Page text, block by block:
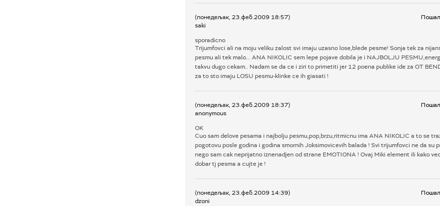
(понедељак, 23.феб.2009 18:57)
saki
sporadicno
Trijumfovci ali na moju veliku zalost svi imaju uzasno lose,blede pesme! Sonja tek za
pesmu ali tek malo... ANA NIKOLIC sem lepe pojave dobila je i NAJBOLJU
takvu dugo cekam.. Nadam se da ce i ziri to primetiti jer 12 poena publike ide za OT
za to sto imaju LOSU pesmu-klinke ce ih giasati !
(понедељак, 23.феб.2009 18:37)
anonymous
OK
Cuo sam delove pesama i najbolju pesmu,pop,brzu,ritmicnu ima ANA NIKOLIC a to se
pogotovu posle godina i godina smornih Joksimovicevih balada ! Svi trijumfovci ne da su
nego sam cak neprijatno iznenadjen od strane EMOTIONA ! Ovaj Miki element ili kako
dobar tj pesma a cujte je !
(понедељак, 23.феб.2009 14:39)
dzoni